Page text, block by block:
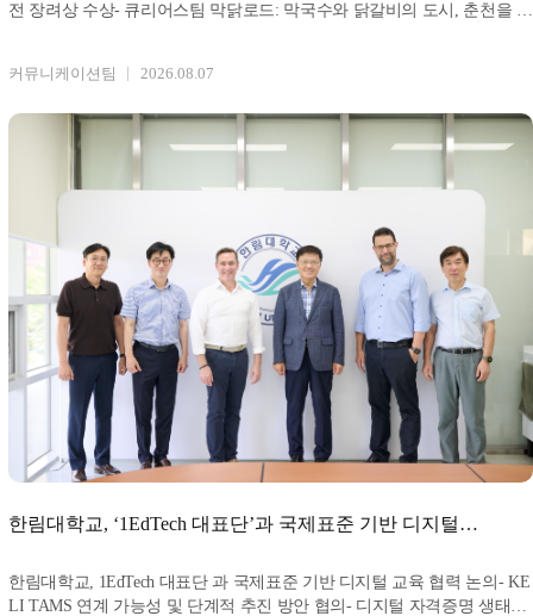
전 장려상 수상- 큐리어스팀 막닭로드: 막국수와 닭갈비의 도시, 춘천을 걷
커뮤니케이션팀 2026.08.07
한림대학교, ‘1EdTech 대표단’과 국제표준 기반 디지털
한림대학교, 1EdTech 대표단 과 국제표준 기반 디지털 교육 협력 논의- KE
LI TAMS 연계 가능성 및 단계적 추진 방안 협의- 디지털 자격증명 생태계